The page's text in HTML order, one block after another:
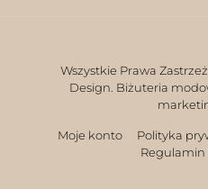
Wszystkie Prawa
Design. Biżuteria
Moje konto Polityka